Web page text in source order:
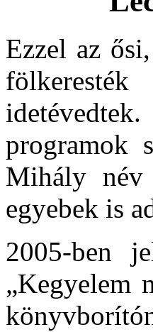
Ezzel az
programok
Mihály
egyebek is
2005-ben
„Kegyelem